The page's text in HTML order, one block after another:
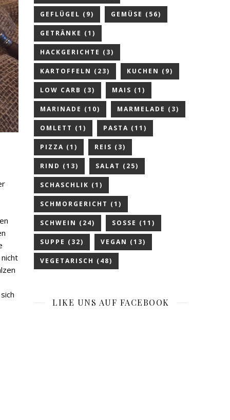
GEFLÜGEL (9) GEMÜSE (56)
GETRÄNKE (1)
HACKGERICHTE (3)
KARTOFFELN (23) KUCHEN (9)
LOW CARB (3) MAIS (1)
MARINADE (10) MARMELADE (3)
OMLETT (1) PASTA (11)
PIZZA (1) REIS (3)
RIND (13) SALAT (25)
SCHASCHLIK (1)
SCHMORGERICHT (1)
SCHWEIN (24) SOSSE (11)
SUPPE (32) VEGAN (13)
VEGETARISCH (48)
LIKE UNS AUF FACEBOOK